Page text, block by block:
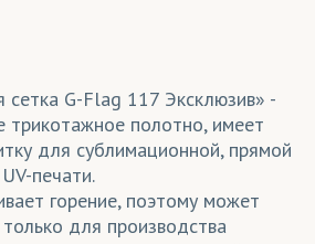
сетка G-Flag 117 Эксклюзив» -
трикотажное полотно, имеет
для сублимационной, прямой
печати.
горение, поэтому может
для производства